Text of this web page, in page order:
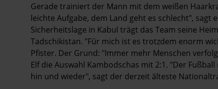
Gerade trainiert der Mann mit dem weißen
leichte Aufgabe, dem Land geht es schlecht",
Sicherheitslage in Kabul trägt das Team seine
Tadschikistan. "Für mich ist es trotzdem enorm
Pfister. Der Grund: "Immer mehr Menschen
Elf die Auswahl Kambodschas mit 2:1. "Der
hin und wieder", sagt der derzeit älteste